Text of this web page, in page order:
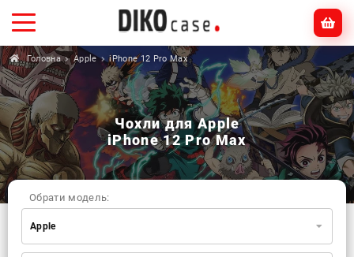
Головна Apple iPhone 12 Pro Max
Чохли для Apple
iPhone 12 Pro Max
Обрати модель:
Apple
Xiaomi